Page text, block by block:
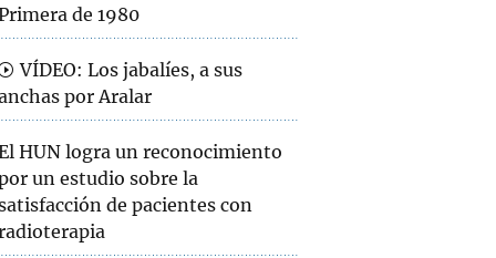
de 1980
VÍDEO: Los jabalíes, a sus
por Aralar
HUN logra un reconocimiento
un estudio sobre la
de pacientes con